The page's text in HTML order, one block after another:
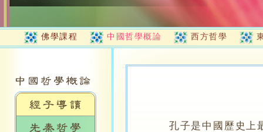
佛學課程 中國哲學概論 西方哲學
孔子是中國歷史上